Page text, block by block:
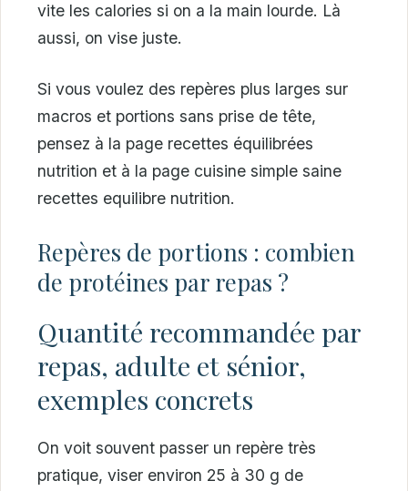
vite les calories si on a la main lourde. Là
aussi, on vise juste.
Si vous voulez des repères plus larges sur
macros et portions sans prise de tête,
pensez à la page recettes équilibrées
nutrition et à la page cuisine simple saine
recettes equilibre nutrition.
Repères de portions : combien
de protéines par repas ?
Quantité recommandée par
repas, adulte et sénior,
exemples concrets
On voit souvent passer un repère très
pratique, viser environ 25 à 30 g de